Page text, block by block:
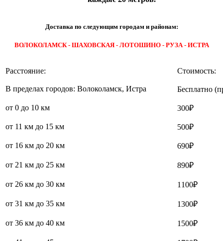
Доставка по следующим городам и районам:
ВОЛОКОЛАМСК - ШАХОВСКАЯ - ЛОТОШИНО - РУЗА - ИСТРА
Расстояние: Стоимость:
В пределах городов: Волоколамск, Истра Бесплатно
от 0 до 10 км 300₽
от 11 км до 15 км 500₽
от 16 км до 20 км 690₽
от 21 км до 25 км 890₽
от 26 км до 30 км 1100₽
от 31 км до 35 км 1300₽
от 36 км до 40 км 1500₽